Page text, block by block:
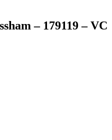
– 179119 – VC